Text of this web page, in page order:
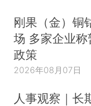
刚果（金）铜
场 多家企业称
政策
2026年08月07日
人事观察｜长